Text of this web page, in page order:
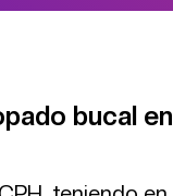
bucal en